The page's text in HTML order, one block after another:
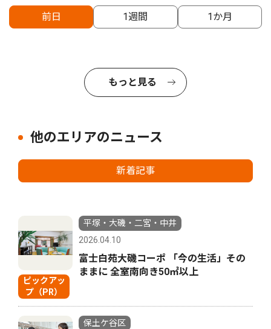
前日 1週間 1か月
もっと見る
他のエリアのニュース
新着記事
ピックアッ
プ（PR）
平塚・大磯・二宮・中井
2026.04.10
富士白苑大磯コーポ 「今の生活」その
ままに 全室南向き50㎡以上
保土ケ谷区